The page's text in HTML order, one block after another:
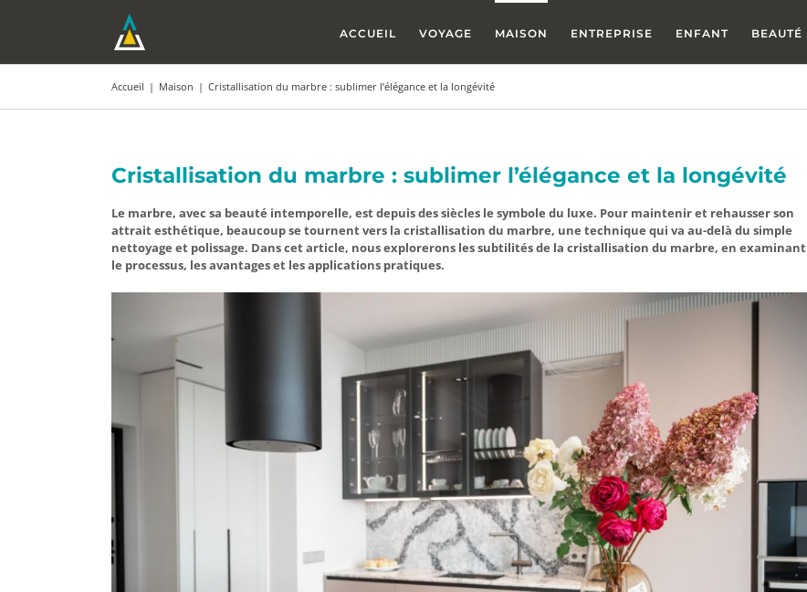
ACCUEIL VOYAGE MAISON ENTREPRISE ENFANT BEAUTÉ
Accueil | Maison | Cristallisation du marbre : sublimer l’élégance et la longévité
Cristallisation du marbre : sublimer l’élégance et la longévité
Le marbre, avec sa beauté intemporelle, est depuis des siècles le symbole du luxe. Pour maintenir et rehausser son
attrait esthétique, beaucoup se tournent vers la cristallisation du marbre, une technique qui va au-delà du simple
nettoyage et polissage. Dans cet article, nous explorerons les subtilités de la cristallisation du marbre, en examinant
le processus, les avantages et les applications pratiques.